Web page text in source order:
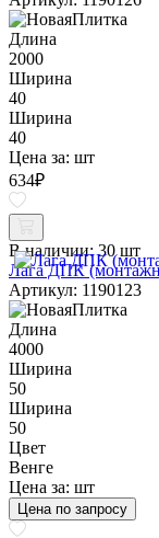
Длина
2000
Ширина
40
Ширина
40
Цена за: шт
634₽
В наличии: 30 шт
Лага ДПК
Артикул: 1190123
Длина
4000
Ширина
50
Ширина
50
Цвет
Венге
Цена за: шт
Цена по запросу